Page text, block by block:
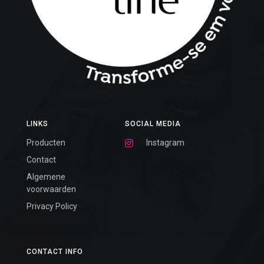
CONTACT INFO
SOCIAL MEDIA
Instagram
LINKS
Producten
Contact
Algemene
voorwaarden
Privacy Policy